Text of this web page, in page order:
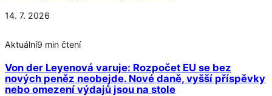
14. 7. 2026
Aktuální9 min čtení
Von der Leyenová varuje: Rozpočet EU se bez
nových peněz neobejde. Nové daně, vyšší příspěvky
nebo omezení výdajů jsou na stole